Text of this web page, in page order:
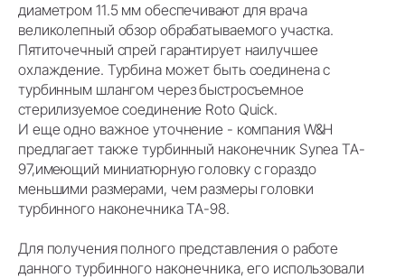
диаметром 11.5 мм обеспечивают для врача
великолепный обзор обрабатываемого участка.
Пятиточечный спрей гарантирует наилучшее
охлаждение. Турбина может быть соединена с
турбинным шлангом через быстросъемное
стерилизуемое соединение Roto Quick.
И еще одно важное уточнение - компания W&H
предлагает также турбинный наконечник Synea TA-
97,имеющий миниатюрную головку с гораздо
меньшими размерами, чем размеры головки
турбинного наконечника TA-98.
Для получения полного представления о работе
данного турбинного наконечника, его использовали